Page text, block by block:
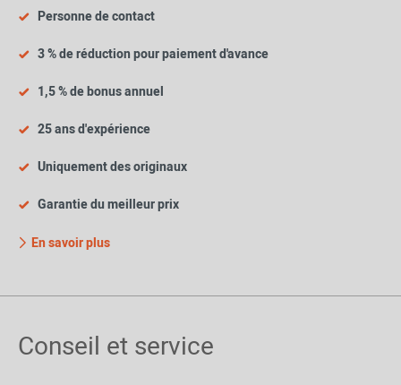
Personne de contact
3 % de réduction pour paiement d'avance
1,5 % de bonus annuel
25 ans d'expérience
Uniquement des originaux
Garantie du meilleur prix
En savoir plus
Conseil et service